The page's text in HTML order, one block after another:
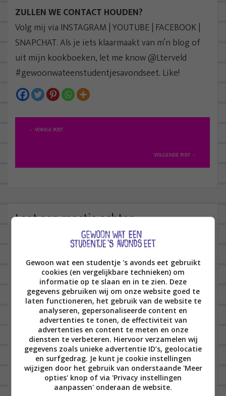
ZULLEN WE CONTACT HOUDEN?
Volg mij via INSTAGRAM | YOUTUBE | FACEBOOK |
SNAPCHAT. Als je iets klaarmaakt van m’n blog of
uit mijn kookboeken, let me know @Lterveld
#gewoonwateenstudentjesavondseet. Like!
i
t
VORIGE POST
VOLGENDE POST
Laat een reactie achter
Het e-mailadres wordt niet gepubliceerd.
Naam*
Gewoon wat een studentje 's avonds eet gebruikt
cookies (en vergelijkbare technieken) om
informatie op te slaan en in te zien. Deze
gegevens gebruiken wij om onze website goed te
laten functioneren, het gebruik van de website te
analyseren, gepersonaliseerde content en
advertenties te tonen, de effectiviteit van
advertenties en content te meten en onze
diensten te verbeteren. Hiervoor verzamelen wij
gegevens zoals unieke advertentie ID’s, geolocatie
en surfgedrag. Je kunt je cookie instellingen
wijzigen door het gebruik van onderstaande 'Meer
opties' knop of via 'Privacy instellingen
aanpassen' onderaan de website.